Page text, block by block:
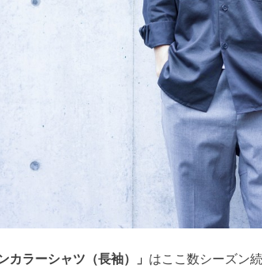
カラーシャツ（長袖）」 はここ数シーズン